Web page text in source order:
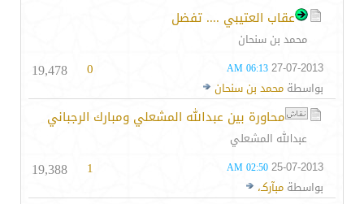
عقاب العتيبي .... تفضل
محمد بن سنحان
27-07-2013
06:13 AM
بواسطة محمد بن سنحان
0
19,478
محاورة بين عبدالله المشعلي ومبارك الرجباني
عبدالله المشعلي
25-07-2013
02:50 AM
بواسطة مبآركـ،
1
19,388